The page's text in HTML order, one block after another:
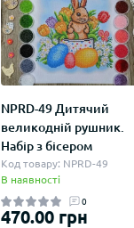
NPRD-49 Дитячий
великодній рушник.
Набір з бісером
Код товару: NPRD-49
В наявності
0
470.00 грн